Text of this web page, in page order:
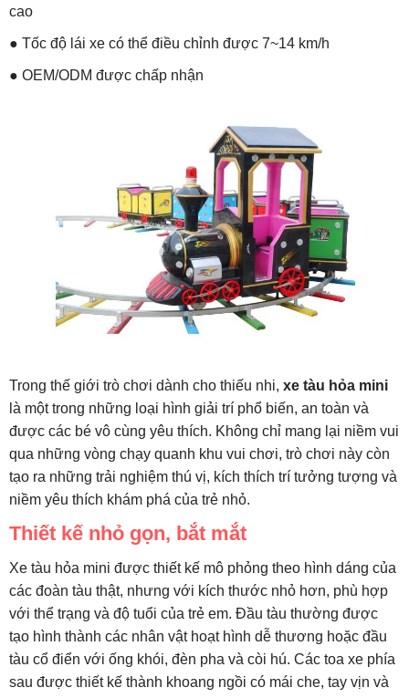
cao
● Tốc độ lái xe có thể điều chỉnh được 7~14 km/h
● OEM/ODM được chấp nhận
Trong thế giới trò chơi dành cho thiếu nhi, xe tàu hỏa mini
là một trong những loại hình giải trí phổ biến, an toàn và
được các bé vô cùng yêu thích. Không chỉ mang lại niềm vui
qua những vòng chạy quanh khu vui chơi, trò chơi này còn
tạo ra những trải nghiệm thú vị, kích thích trí tưởng tượng và
niềm yêu thích khám phá của trẻ nhỏ.
Thiết kế nhỏ gọn, bắt mắt
Xe tàu hỏa mini được thiết kế mô phỏng theo hình dáng của
các đoàn tàu thật, nhưng với kích thước nhỏ hơn, phù hợp
với thể trạng và độ tuổi của trẻ em. Đầu tàu thường được
tạo hình thành các nhân vật hoạt hình dễ thương hoặc đầu
tàu cổ điển với ống khói, đèn pha và còi hú. Các toa xe phía
sau được thiết kế thành khoang ngồi có mái che, tay vịn và